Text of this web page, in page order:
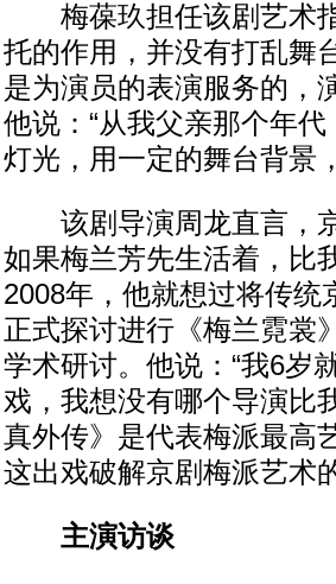
梅葆玖担任该剧艺术指
托的作用，并没有打乱舞
是为演员的表演服务的，
他说：“从我父亲那个年
灯光，用一定的舞台背景
该剧导演周龙直言，京
如果梅兰芳先生活着，比
2008年，他就想过将传统
正式探讨进行《梅兰霓裳
学术研讨。他说：“我6岁
戏，我想没有哪个导演比
真外传》是代表梅派最高
这出戏破解京剧梅派艺术
主演访谈